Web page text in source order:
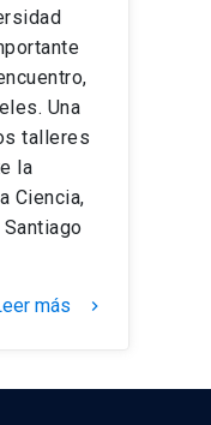
Una
talleres
la
Ciencia,
más keyboard_arrow_right